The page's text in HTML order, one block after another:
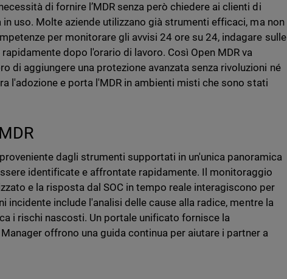
di fornire l’MDR senza però chiedere ai clienti di
uso. Molte aziende utilizzano già strumenti efficaci, ma non
per monitorare gli avvisi 24 ore su 24, indagare sulle
dopo l'orario di lavoro. Così Open MDR va
di aggiungere una protezione avanzata senza rivoluzioni né
l'adozione e porta l'MDR in ambienti misti che sono stati
dagli strumenti supportati in un'unica panoramica
identificate e affrontate rapidamente. Il monitoraggio
e la risposta dal SOC in tempo reale interagiscono per
incidente include l'analisi delle cause alla radice, mentre la
i rischi nascosti. Un portale unificato fornisce la
offrono una guida continua per aiutare i partner a